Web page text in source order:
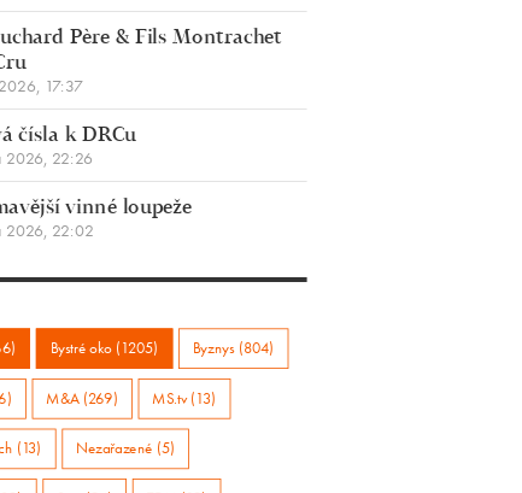
Père & Fils Montrachet
17:37
čísla k DRCu
2026, 22:26
vinné loupeže
2026, 22:02
Bystré oko (1205) Byznys (804)
M&A (269) MS.tv (13)
(13) Nezařazené (5)